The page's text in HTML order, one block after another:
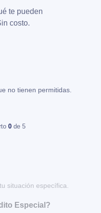
te pueden
costo.
no tienen permitidas.
0 de 5
situación específica.
Especial?